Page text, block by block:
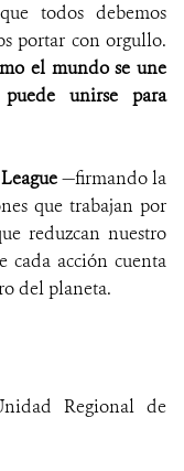
todos debemos
portar con orgullo.
el mundo se une
unirse para
—firmando la
que trabajan por
reduzcan nuestro
cada acción cuenta
del planeta.
Regional de